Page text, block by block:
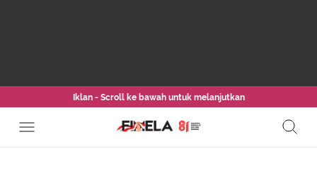
Iklan - Scroll ke bawah untuk melanjutkan